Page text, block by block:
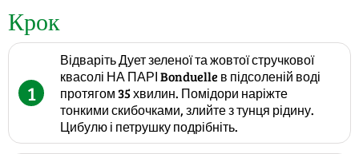
Крок
1
Відваріть Дует зеленої та жовтої стручкової
квасолі НА ПАРІ Bonduelle в підсоленій воді
протягом 35 хвилин. Помідори наріжте
тонкими скибочками, злийте з тунця рідину.
Цибулю і петрушку подрібніть.